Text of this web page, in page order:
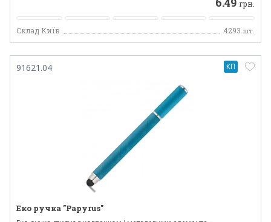
грн.
Склад Київ 4293 шт.
91621.04
Еко ручка "Papyrus"
КП